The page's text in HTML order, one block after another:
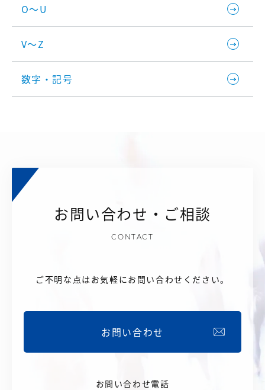
O～U
V～Z
数字・記号
お問い合わせ・ご相談
CONTACT
ご不明な点はお気軽にお問い合わせください。
お問い合わせ
お問い合わせ電話